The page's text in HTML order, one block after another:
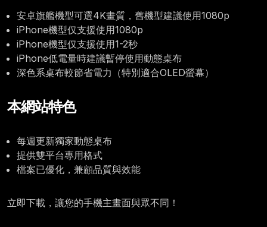
安卓旗艦機型可選4K畫質，舊機型建議使用1080p
iPhone機型仅支援使用1080p
iPhone機型仅支援使用1-2秒
iPhone低電量時建議暫停使用動態桌布
深色系桌布較節省電力（特別適合OLED螢幕）
本網站特色
每週更新獨家動態桌布
提供雙平台專用格式
檔案已優化，兼顧品質與效能
立即下載，讓您的手機主畫面與眾不同！